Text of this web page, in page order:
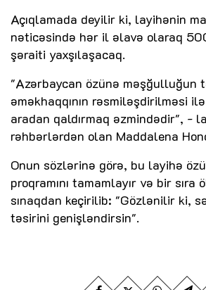
Açıqlamada deyilir ki, layihənin
nəticəsində hər il əlavə olaraq
şəraiti yaxşılaşacaq.
"Azərbaycan özünə məşğulluğun
əməkhaqqının rəsmiləşdirilməsi
aradan qaldırmaq əzmindədir", -
rəhbərlərdən olan Maddalena
Onun sözlərinə görə, bu layihə
proqramını tamamlayır və bir sıra
sınaqdan keçirilib: "Gözlənilir ki,
təsirini genişləndirsin".